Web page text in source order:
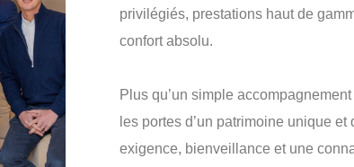
privilégiés, prestations haut de
confort absolu.
Plus qu’un simple
les portes d’un patrimoine unique
exigence, bienveillance et une